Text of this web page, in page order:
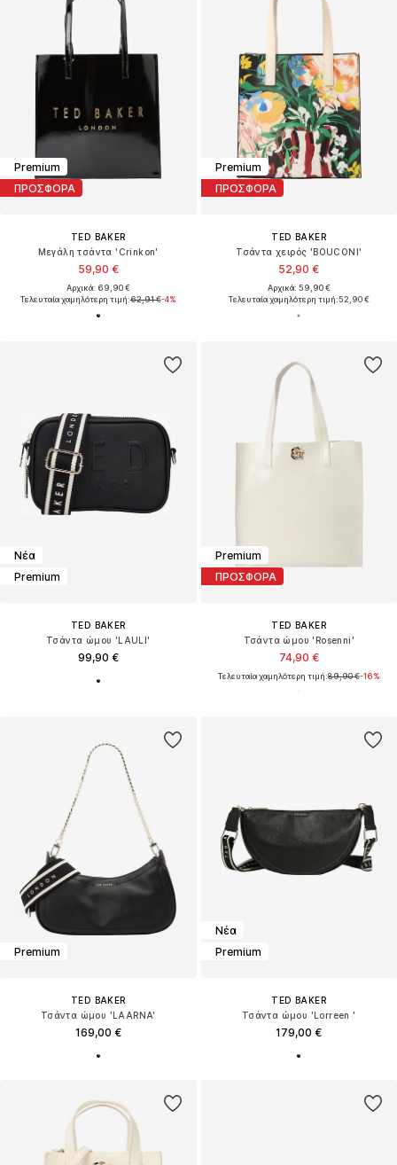
Premium
ΠΡΟΣΦΟΡΑ
TED BAKER
Μεγάλη τσάντα 'Crinkon'
59,90 €
Αρχικά: 69,90 €
Τελευταία χαμηλότερη τιμή:62,91 €-4%
Premium
ΠΡΟΣΦΟΡΑ
TED BAKER
Τσάντα χειρός 'BOUCONI'
52,90 €
Αρχικά: 59,90 €
Τελευταία χαμηλότερη τιμή:52,90 €
Νέα
Premium
TED BAKER
Τσάντα ώμου 'LAULI'
99,90 €
Premium
ΠΡΟΣΦΟΡΑ
TED BAKER
Τσάντα ώμου 'Rosenni'
74,90 €
Τελευταία χαμηλότερη τιμή:89,90 €-16%
Premium
TED BAKER
Τσάντα ώμου 'LAARNA'
169,00 €
Νέα
Premium
TED BAKER
Τσάντα ώμου 'Lorreen '
179,00 €